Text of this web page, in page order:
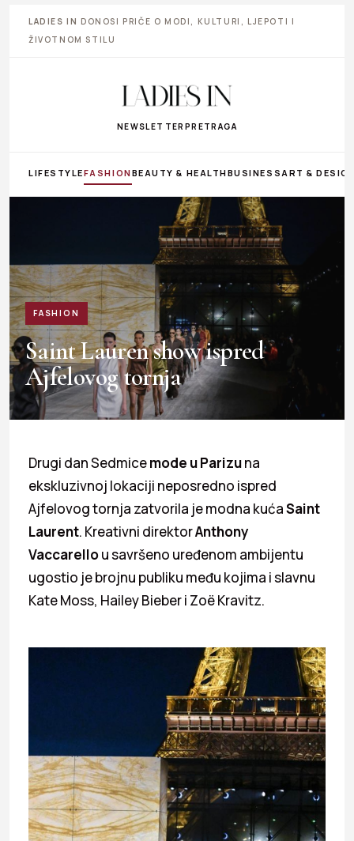
LADIES IN DONOSI PRIČE O MODI, KULTURI, LJEPOTI I
ŽIVOTNOM STILU
NEWSLETTER PRETRAGA
LIFESTYLEFASHIONBEAUTY & HEALTHBUSINESS ART &
FASHION
Saint Lauren show ispred
Ajfelovog tornja
Drugi dan Sedmicemode u Parizuna
ekskluzivnoj lokaciji neposredno ispred
Ajfelovog tornja zatvorila je modna kućaSaint
Laurent. Kreativni direktorAnthony
Vaccarellou savršeno uređenom ambijentu
ugostio je brojnu publiku među kojima i slavnu
Kate Moss, Hailey Bieber i Zoë Kravitz.